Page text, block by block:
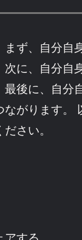
ず、自分
に、自分
後に、自
がります
さい。